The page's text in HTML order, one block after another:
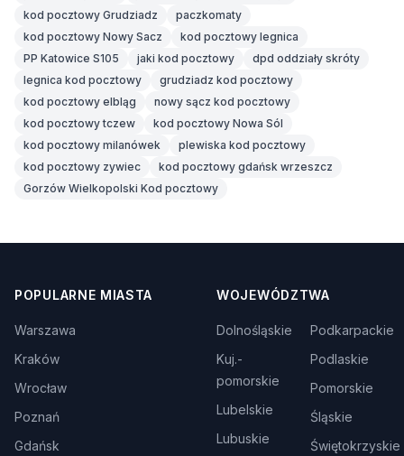
kod pocztowy Grudziadz
paczkomaty
kod pocztowy Nowy Sacz
kod pocztowy legnica
PP Katowice S105
jaki kod pocztowy
dpd oddziały skróty
legnica kod pocztowy
grudziadz kod pocztowy
kod pocztowy elbląg
nowy sącz kod pocztowy
kod pocztowy tczew
kod pocztowy Nowa Sól
kod pocztowy milanówek
plewiska kod pocztowy
kod pocztowy zywiec
kod pocztowy gdańsk wrzeszcz
Gorzów Wielkopolski Kod pocztowy
POPULARNE MIASTA
Warszawa
Kraków
Wrocław
Poznań
Gdańsk
WOJEWÓDZTWA
Dolnośląskie
Kuj.-
pomorskie
Lubelskie
Lubuskie
Podkarpackie
Podlaskie
Pomorskie
Śląskie
Świętokrzyskie